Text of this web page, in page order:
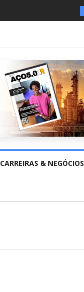
CARREIRAS & NEGÓCIOS